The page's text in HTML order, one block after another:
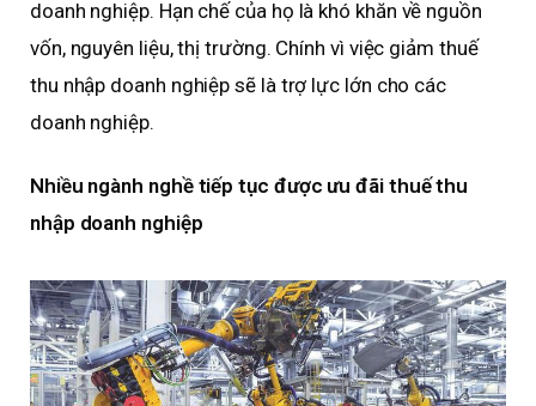
doanh nghiệp. Hạn chế của họ là khó khăn về nguồn
vốn, nguyên liệu, thị trường. Chính vì việc giảm thuế
thu nhập doanh nghiệp sẽ là trợ lực lớn cho các
doanh nghiệp.
Nhiều ngành nghề tiếp tục được ưu đãi thuế thu
nhập doanh nghiệp